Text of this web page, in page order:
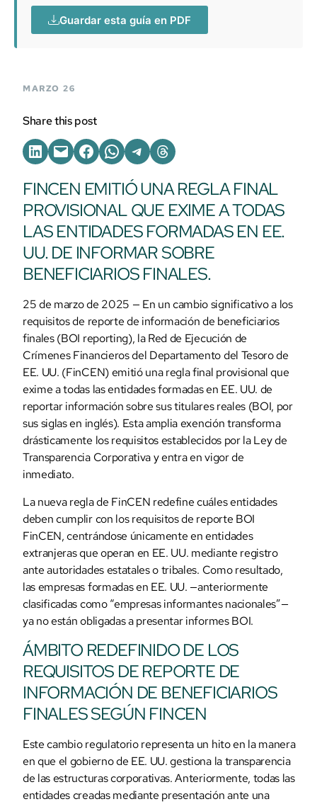
Guardar esta guía en PDF
MARZO 26
Share this post
FINCEN EMITIÓ UNA REGLA FINAL
PROVISIONAL QUE EXIME A TODAS
LAS ENTIDADES FORMADAS EN EE.
UU. DE INFORMAR SOBRE
BENEFICIARIOS FINALES.
25 de marzo de 2025 — En un cambio significativo a los
requisitos de reporte de información de beneficiarios
finales (BOI reporting), la Red de Ejecución de
Crímenes Financieros del Departamento del Tesoro de
EE. UU. (FinCEN) emitió una regla final provisional que
exime a todas las entidades formadas en EE. UU. de
reportar información sobre sus titulares reales (BOI, por
sus siglas en inglés). Esta amplia exención transforma
drásticamente los requisitos establecidos por la Ley de
Transparencia Corporativa y entra en vigor de
inmediato.
La nueva regla de FinCEN redefine cuáles entidades
deben cumplir con los requisitos de reporte BOI
FinCEN, centrándose únicamente en entidades
extranjeras que operan en EE. UU. mediante registro
ante autoridades estatales o tribales. Como resultado,
las empresas formadas en EE. UU. —anteriormente
clasificadas como “empresas informantes nacionales”—
ya no están obligadas a presentar informes BOI.
ÁMBITO REDEFINIDO DE LOS
REQUISITOS DE REPORTE DE
INFORMACIÓN DE BENEFICIARIOS
FINALES SEGÚN FINCEN
Este cambio regulatorio representa un hito en la manera
en que el gobierno de EE. UU. gestiona la transparencia
de las estructuras corporativas. Anteriormente, todas las
entidades creadas mediante presentación ante una